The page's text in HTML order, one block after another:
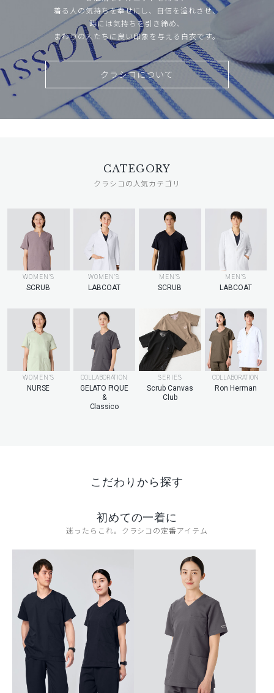
着る人の気持ちを幸せにし、自信を溢れさせ、
時には気持ちを引き締め、
まわりの人たちに良い印象を与える白衣です。
クラシコについて
CATEGORY
クラシコの人気カテゴリ
WOMEN’S
SCRUB
WOMEN’S
LABCOAT
MEN’S
SCRUB
MEN’S
LABCOAT
WOMEN’S
NURSE
COLLABORATION
GELATO PIQUE
&
Classico
SERIES
Scrub Canvas
Club
COLLABORATION
Ron Herman
こだわりから探す
初めての一着に
迷ったらこれ。クラシコの定番アイテム